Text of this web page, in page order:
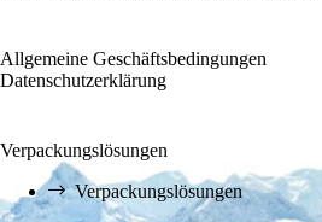
Allgemeine Geschäftsbedingungen
Datenschutzerklärung
Verpackungslösungen
Verpackungslösungen